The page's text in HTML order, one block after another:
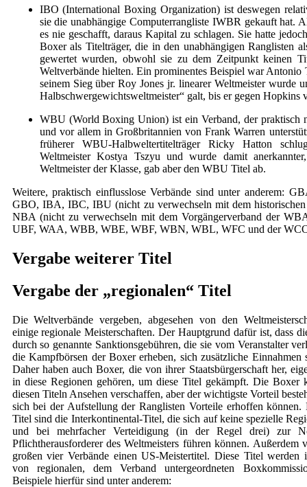
IBO (International Boxing Organization) ist deswegen
sie die unabhängige Computerrangliste IWBR gekauft hat.
es nie geschafft, daraus Kapital zu schlagen. Sie hatte
Boxer als Titelträger, die in den unabhängigen Ranglisten
gewertet wurden, obwohl sie zu dem Zeitpunkt keinen
Weltverbände hielten. Ein prominentes Beispiel war Antonio
seinem Sieg über Roy Jones jr. linearer Weltmeister wurde
Halbschwergewichtsweltmeister“ galt, bis er gegen Hopkins
WBU (World Boxing Union) ist ein Verband, der praktisch
und vor allem in Großbritannien von Frank Warren
früherer WBU-Halbweltertitelträger Ricky Hatton
Weltmeister Kostya Tszyu und wurde damit
Weltmeister der Klasse, gab aber den WBU Titel ab.
Weitere, praktisch einflusslose Verbände sind unter anderem:
GBO, IBA, IBC, IBU (nicht zu verwechseln mit dem
NBA (nicht zu verwechseln mit dem Vorgängerverband der
UBF, WAA, WBB, WBE, WBF, WBN, WBL, WFC und der
Vergabe weiterer Titel
Vergabe der „regionalen“ Titel
Die Weltverbände vergeben, abgesehen von den
einige regionale Meisterschaften. Der Hauptgrund dafür ist, dass
durch so genannte Sanktionsgebühren, die sie vom Veranstalter
die Kampfbörsen der Boxer erheben, sich zusätzliche Einnahmen
Daher haben auch Boxer, die von ihrer Staatsbürgerschaft her,
in diese Regionen gehören, um diese Titel gekämpft. Die Boxer
diesen Titeln Ansehen verschaffen, aber der wichtigste Vorteil
sich bei der Aufstellung der Ranglisten Vorteile erhoffen können.
Titel sind die Interkontinental-Titel, die sich auf keine spezielle
und bei mehrfacher Verteidigung (in der Regel drei) zur
Pflichtherausforderer des Weltmeisters führen können. Außerdem
großen vier Verbände einen US-Meistertitel. Diese Titel werden
von regionalen, dem Verband untergeordneten
Beispiele hierfür sind unter anderem: